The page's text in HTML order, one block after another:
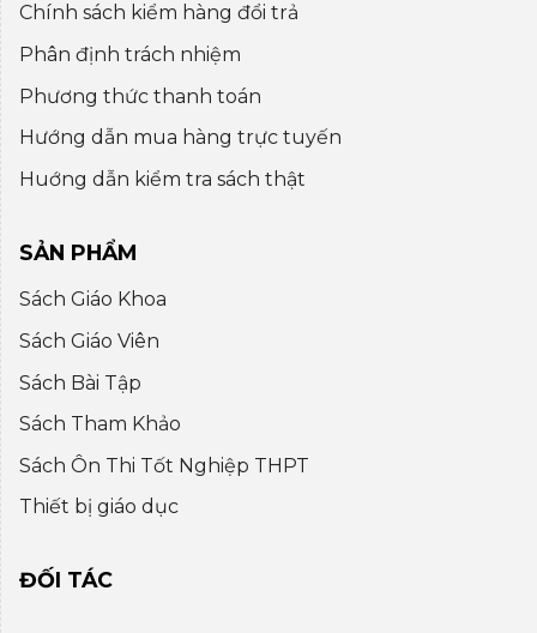
Chính sách kiểm hàng đổi trả
Phân định trách nhiệm
Phương thức thanh toán
Hướng dẫn mua hàng trực tuyến
Huớng dẫn kiểm tra sách thật
SẢN PHẨM
Sách Giáo Khoa
Sách Giáo Viên
Sách Bài Tập
Sách Tham Khảo
Sách Ôn Thi Tốt Nghiệp THPT
Thiết bị giáo dục
ĐỐI TÁC